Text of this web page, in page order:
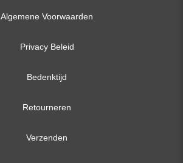
Algemene Voorwaarden
Privacy Beleid
Bedenktijd
Retourneren
Verzenden